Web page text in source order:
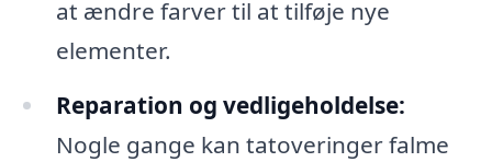
at ændre farver til at tilføje nye
elementer.
Reparation og vedligeholdelse:
Nogle gange kan tatoveringer falme